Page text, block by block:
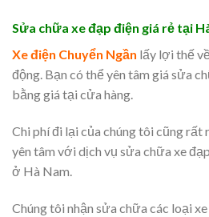
Sửa chữa xe đạp điện giá rẻ tại
Xe điện Chuyển Ngần lấy lợi thế
động. Bạn có thể yên tâm giá sửa
bằng giá tại cửa hàng.
Chi phí đi lại của chúng tôi cũng rất
yên tâm với dịch vụ sửa chữa xe
ở Hà Nam.
Chúng tôi nhận sửa chữa các loại